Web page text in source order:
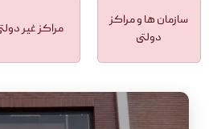
سازمان ها و مراکز
دولتی
مراکز غیر